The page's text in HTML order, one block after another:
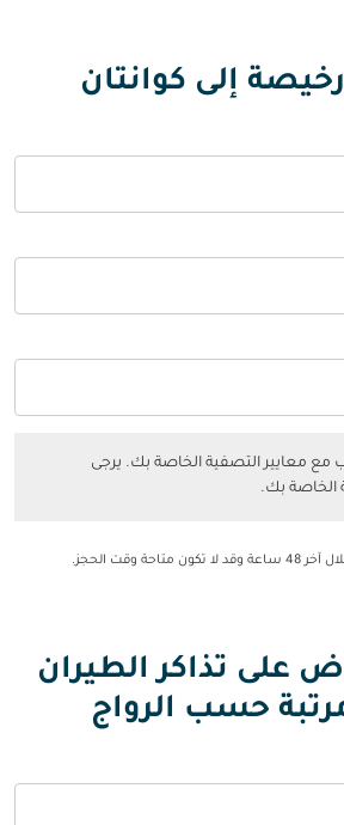
إلى كوانتان
مع معايير التصفية الخاصة بك. يرجى
الخاصة بك.
وقت الحجز.
على تذاكر الطيران
حسب الرواج